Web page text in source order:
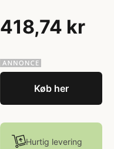
418,74 kr
Køb her
Hurtig levering